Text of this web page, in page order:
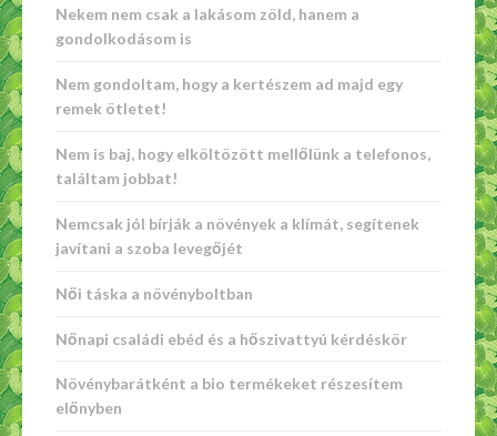
Nekem nem csak a lakásom zöld, hanem a
gondolkodásom is
Nem gondoltam, hogy a kertészem ad majd egy
remek ötletet!
Nem is baj, hogy elköltözött mellőlünk a telefonos,
találtam jobbat!
Nemcsak jól bírják a növények a klímát, segítenek
javítani a szoba levegőjét
Női táska a növényboltban
Nőnapi családi ebéd és a hőszivattyú kérdéskör
Növénybarátként a bio termékeket részesítem
előnyben